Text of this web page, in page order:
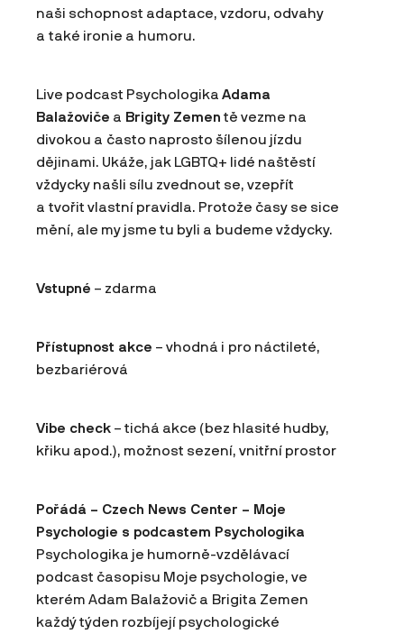
naši schopnost adaptace, vzdoru, odvahy
a také ironie a humoru.
Live podcast Psychologika Adama
Balažoviče a Brigity Zemen tě vezme na
divokou a často naprosto šílenou jízdu
dějinami. Ukáže, jak LGBTQ+ lidé naštěstí
vždycky našli sílu zvednout se, vzepřít
a tvořit vlastní pravidla. Protože časy se sice
mění, ale my jsme tu byli a budeme vždycky.
Vstupné – zdarma
Přístupnost akce – vhodná i pro náctileté,
bezbariérová
Vibe check – tichá akce (bez hlasité hudby,
křiku apod.), možnost sezení, vnitřní prostor
Pořádá – Czech News Center – Moje
Psychologie s podcastem Psychologika
Psychologika je humorně-vzdělávací
podcast časopisu Moje psychologie, ve
kterém Adam Balažovič a Brigita Zemen
každý týden rozbíjejí psychologické